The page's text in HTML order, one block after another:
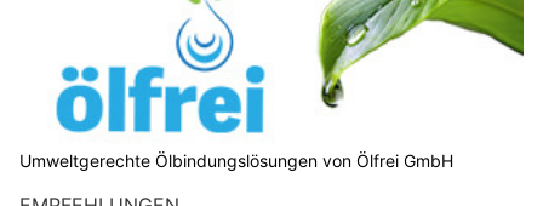
Umweltgerechte Ölbindungslösungen von Ölfrei GmbH